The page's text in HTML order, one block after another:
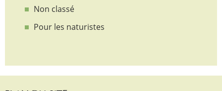
Non classé
Pour les naturistes